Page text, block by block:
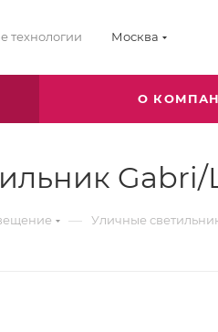
технологии Москва
О
Gabri/
— Уличные